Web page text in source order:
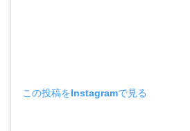
この投稿をInstagramで見る